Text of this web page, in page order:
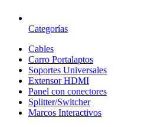
Categorías
Cables
Carro Portalaptos
Soportes Universales
Extensor HDMI
Panel con conectores
Splitter/Switcher
Marcos Interactivos